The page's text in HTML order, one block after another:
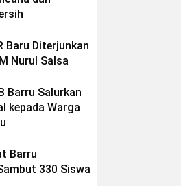
Baru Diterjunkan
Nurul Salsa
Barru Salurkan
kepada Warga
Barru
330 Siswa